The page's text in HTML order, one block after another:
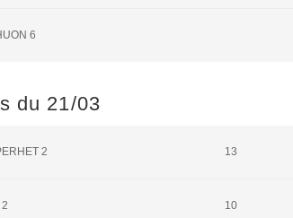
6
du 21/03
2 13
10